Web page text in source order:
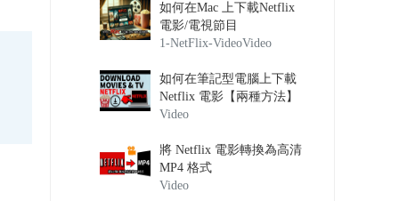
如何在Mac 上下載Netflix
電影/電視節目
1-NetFlix-VideoVideo
如何在筆記型電腦上下載
Netflix 電影【兩種方法】
Video
將 Netflix 電影轉換為高清
MP4 格式
Video